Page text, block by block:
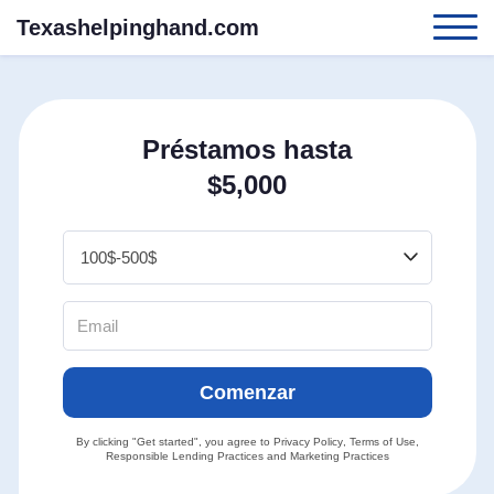
Texashelpinghand.com
Préstamos hasta
$5,000
Comenzar
By clicking "Get started", you agree to Privacy Policy, Terms of Use
Responsible Lending Practicesand Marketing Practices